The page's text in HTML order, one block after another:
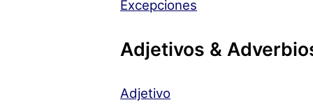
Excepciones
Adjetivos &
Adjetivo